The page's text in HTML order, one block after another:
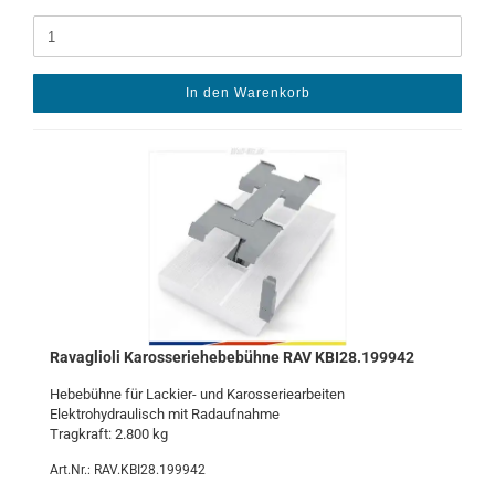
In den Warenkorb
Ra­vaglio­li Ka­ros­se­rie­he­be­büh­ne RAV KBI28.199942
He­be­büh­ne für Lackier-​ und Ka­ros­se­rie­ar­bei­ten
Elek­tro­hy­drau­lisch mit Rad­auf­nah­me
Trag­kraft: 2.800 kg
Art.Nr.: RAV.KBI28.199942